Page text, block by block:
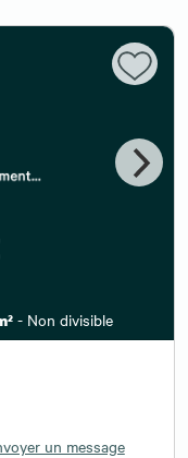
- Non divisible
un message